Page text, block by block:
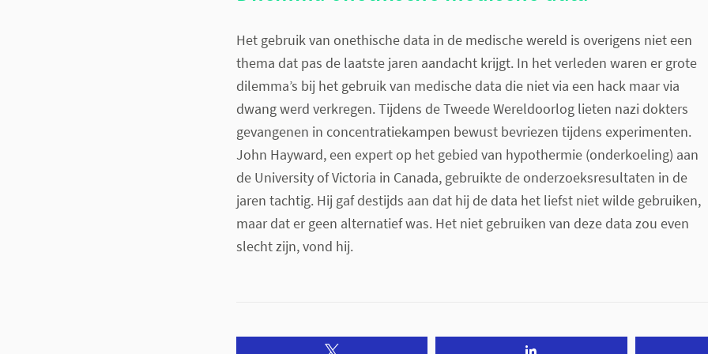
Het gebruik van onethische data in de medische wereld is overigens niet een
thema dat pas de laatste jaren aandacht krijgt. In het verleden waren er grote
dilemma’s bij het gebruik van medische data die niet via een hack maar via
dwang werd verkregen. Tijdens de Tweede Wereldoorlog lieten nazi dokters
gevangenen in concentratiekampen bewust bevriezen tijdens experimenten.
John Hayward, een expert op het gebied van hypothermie (onderkoeling) aan
de University of Victoria in Canada, gebruikte de onderzoeksresultaten in de
jaren tachtig. Hij gaf destijds aan dat hij de data het liefst niet wilde gebruiken,
maar dat er geen alternatief was. Het niet gebruiken van deze data zou even
slecht zijn, vond hij.